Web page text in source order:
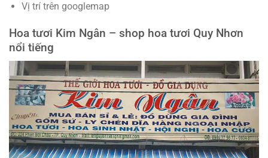
Vị trí trên googlemap
Hoa tươi Kim Ngân – shop hoa tươi Quy Nhơn
nổi tiếng